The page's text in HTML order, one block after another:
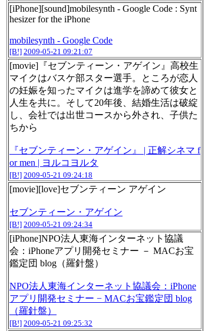
[iPhone][sound]mobilesynth - Google Code : Synt
hesizer for the iPhone
mobilesynth - Google Code
[B!] 2009-05-21 09:21:07
[movie]『セブンティーン・アゲイン』高校生
マイクはバスケ部スター選手。ところが恋人
の妊娠を知ったマイクは進学を諦めて彼女と
人生を共に。そして20年後、結婚生活は破綻
し、会社では出世コースから外され、子供た
ちから
『セブンティーン・アゲイン』 | 正解シネマ f
or men | ヨルコヨルタ
[B!] 2009-05-21 09:24:18
[movie][love]セブンティーン アゲイン
セブンティーン・アゲイン
[B!] 2009-05-21 09:24:34
[iPhone]NPO法人東海インターネット協議
会：iPhoneアプリ開発セミナー － MACお宝
鑑定団 blog（羅針盤）
NPO法人東海インターネット協議会：iPhone
アプリ開発セミナー − MACお宝鑑定団 blog
（羅針盤）
[B!] 2009-05-21 09:25:32